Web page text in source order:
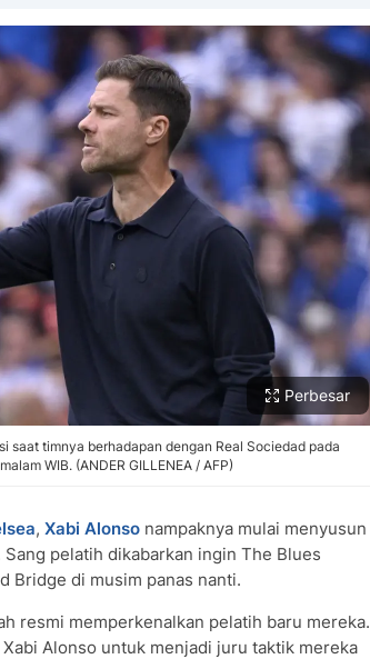
Copy Link
Perbesar
saat timnya berhadapan dengan Real Sociedad pada
WIB. (ANDER GILLENEA / AFP)
, Xabi Alonso nampaknya mulai menyusun
pelatih dikabarkan ingin The Blues
Bridge di musim panas nanti.
resmi memperkenalkan pelatih baru mereka.
Alonso untuk menjadi juru taktik mereka